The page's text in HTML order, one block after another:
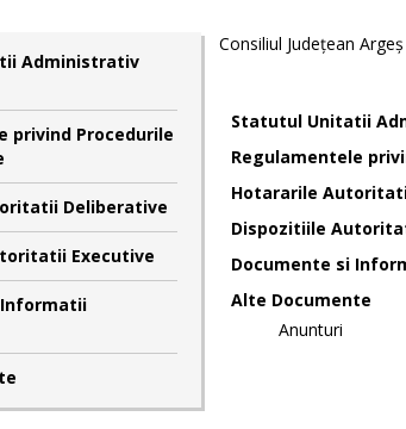
Administrativ
privind Procedurile
Deliberative
Executive
Consiliul Județean Argeș
Statutul Unitatii
Regulamentele
Hotararile
Dispozitiile
Documente si
Alte Documente
Anunturi